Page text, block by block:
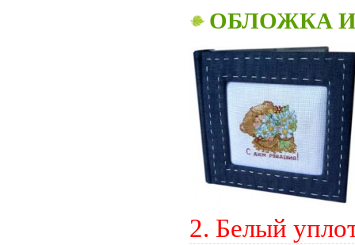
ОБЛОЖКА
2. Белый